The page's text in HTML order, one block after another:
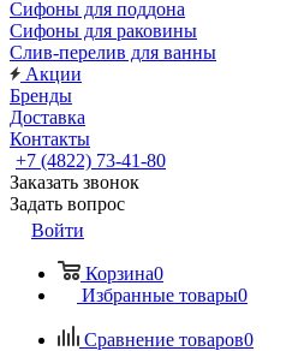
Сифоны для поддона
Сифоны для раковины
Слив-перелив для ванны
Акции
Бренды
Доставка
Контакты
+7 (4822) 73-41-80
Заказать звонок
Задать вопрос
Войти
Корзина0
Избранные товары0
Сравнение товаров0